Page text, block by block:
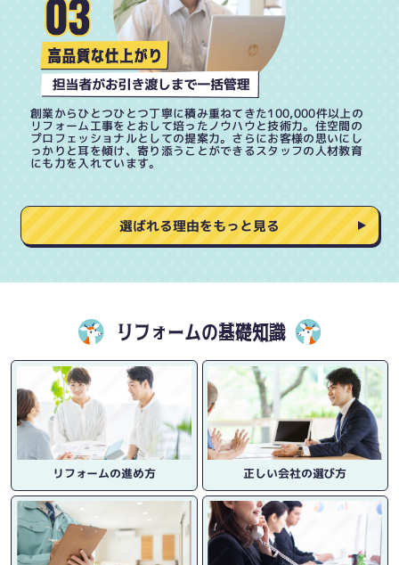
創業からひとつひとつ丁寧に積み重ねてきた100,000件以上の
リフォーム工事をとおして培ったノウハウと技術力。住空間の
プロフェッショナルとしての提案力。さらにお客様の思いにし
っかりと耳を傾け、寄り添うことができるスタッフの人材教育
にも力を入れています。
選ばれる理由をもっと見る
リフォームの基礎知識
リフォームの進め方 正しい会社の選び方